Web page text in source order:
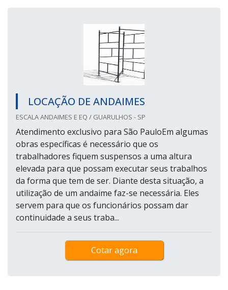
LOCAÇÃO DE ANDAIMES
ESCALA ANDAIMES E EQ / GUARULHOS - SP
Atendimento exclusivo para São PauloEm algumas
obras específicas é necessário que os
trabalhadores fiquem suspensos a uma altura
elevada para que possam executar seus trabalhos
da forma que tem de ser. Diante desta situação, a
utilização de um andaime faz-se necessária. Eles
servem para que os funcionários possam dar
continuidade a seus traba...
Cotar agora